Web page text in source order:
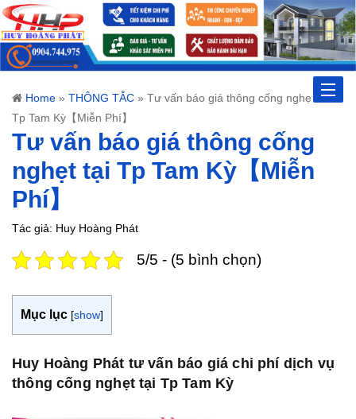
Toggle
Home » THÔNG TẮC » Tư vấn báo giá thông cống nghẹt tại
Tp Tam Kỳ【Miễn Phí】
Tư vấn báo giá thông cống
nghẹt tại Tp Tam Kỳ【Miễn
Phí】
Tác giả: Huy Hoàng Phát
5/5 - (5 bình chọn)
Mục lục [show]
Huy Hoàng Phát tư vấn báo giá chi phí dịch vụ
thông cống nghẹt tại Tp Tam Kỳ